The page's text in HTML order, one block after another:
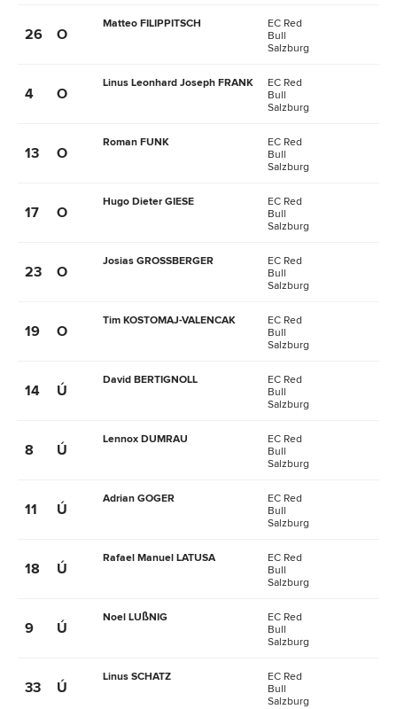
26 O
Matteo FILIPPITSCH
EC Red
Bull
Salzburg
4 O
Linus Leonhard Joseph FRANK
EC Red
Bull
Salzburg
13 O
Roman FUNK
EC Red
Bull
Salzburg
17 O
Hugo Dieter GIESE
EC Red
Bull
Salzburg
23 O
Josias GROSSBERGER
EC Red
Bull
Salzburg
19 O
Tim KOSTOMAJ-VALENCAK
EC Red
Bull
Salzburg
14 Ú
David BERTIGNOLL
EC Red
Bull
Salzburg
8 Ú
Lennox DUMRAU
EC Red
Bull
Salzburg
11 Ú
Adrian GOGER
EC Red
Bull
Salzburg
18 Ú
Rafael Manuel LATUSA
EC Red
Bull
Salzburg
9 Ú
Noel LUßNIG
EC Red
Bull
Salzburg
33 Ú
Linus SCHATZ
EC Red
Bull
Salzburg